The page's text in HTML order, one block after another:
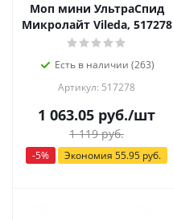
Моп мини УльтраСпид
Микролайт Vileda, 517278
Есть в наличии (263)
Артикул: 517278
1 063.05 руб./шт
1 119руб.
-5% Экономия 55.95 руб.